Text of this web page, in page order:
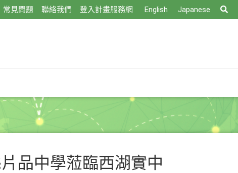
常見問題 聯絡我們 登入計畫服務網 English Japanese
尋
品中學蒞臨西湖實中